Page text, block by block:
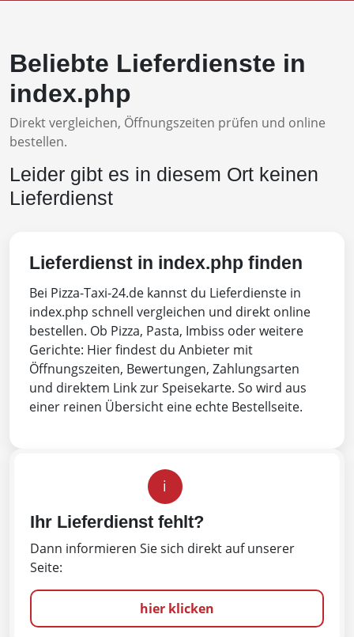
Beliebte Lieferdienste in
index.php
Direkt vergleichen, Öffnungszeiten prüfen und online
bestellen.
Leider gibt es in diesem Ort keinen
Lieferdienst
Lieferdienst in index.php finden
Bei Pizza-Taxi-24.de kannst du Lieferdienste in
index.php schnell vergleichen und direkt online
bestellen. Ob Pizza, Pasta, Imbiss oder weitere
Gerichte: Hier findest du Anbieter mit
Öffnungszeiten, Bewertungen, Zahlungsarten
und direktem Link zur Speisekarte. So wird aus
einer reinen Übersicht eine echte Bestellseite.
i
Ihr Lieferdienst fehlt?
Dann informieren Sie sich direkt auf unserer
Seite:
hier klicken